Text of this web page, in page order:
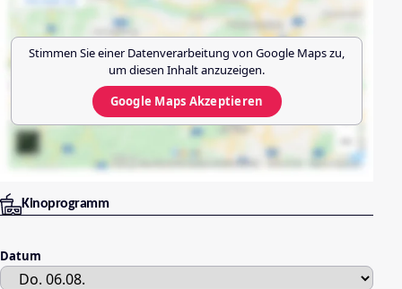
Stimmen Sie einer Datenverarbeitung von Google Mapszu,
um diesen Inhalt anzuzeigen.
Google Maps Akzeptieren
Kinoprogramm
Datum